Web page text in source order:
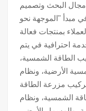
البحث وتصميم
مبدأ "الموجهة نحو
بمنتجات فعالة
احترافية في يتم
الطاقة الشمسية،
الأرضية، ونظام
مزرعة الطاقة
الشمسية، ونظام